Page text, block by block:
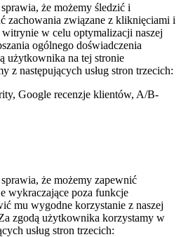
że możemy śledzić i
zachowania związane z kliknięciami i
w celu optymalizacji naszej
ogólnego doświadczenia
użytkownika na tej stronie
z następujących usług stron trzecich:
Google recenzje klientów, A/B-
że możemy zapewnić
wykraczające poza funkcje
mu wygodne korzystanie z naszej
zgodą użytkownika korzystamy w
usług stron trzecich: